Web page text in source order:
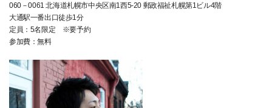
060－0061 北海道札幌市中央区南1西5-20 郵政福祉札幌第1ビル4階
大通駅一番出口徒歩1分
定員：5名限定 ※要予約
参加費：無料